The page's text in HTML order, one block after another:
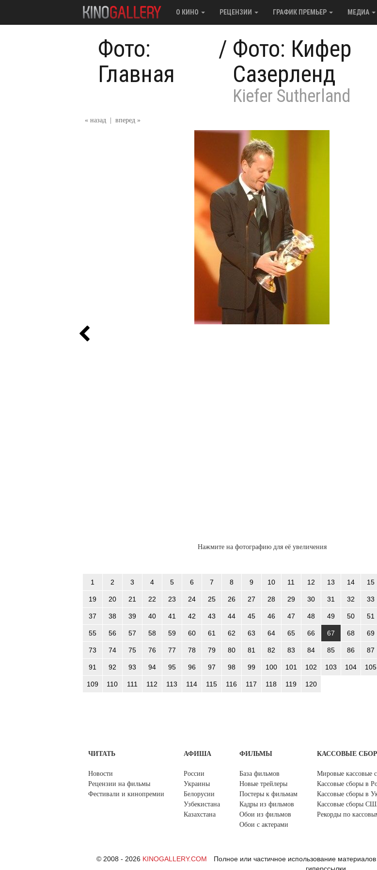
О КИНО РЕЦЕНЗИИ ГРАФИК ПРЕМЬЕР МЕДИА
Фото:
Главная
/ Фото: Кифер
Сазерленд
Kiefer Sutherland
« назад вперед »
Нажмите на фотографию для её увеличения
1 2 3 4 5 6 7 8 9 10 11 12 13 14 15
19 20 21 22 23 24 25 26 27 28 29 30 31 32 33
37 38 39 40 41 42 43 44 45 46 47 48 49 50 51
55 56 57 58 59 60 61 62 63 64 65 66 67 68 69
73 74 75 76 77 78 79 80 81 82 83 84 85 86 87
91 92 93 94 95 96 97 98 99 100 101 102 103 104 105
109 110 111 112 113 114 115 116 117 118 119 120
ЧИТАТЬ
Новости
Рецензии на фильмы
Фестивали и кинопремии
АФИША
России
Украины
Белорусии
Узбекистана
Казахстана
ФИЛЬМЫ
База фильмов
Новые трейлеры
Постеры к фильмам
Кадры из фильмов
Обои из фильмов
Обои с актерами
КАССОВЫЕ
Мировые кассовые
Кассовые сборы в
Кассовые сборы в
Кассовые сборы
Рекорды по
© 2008 - 2026 KINOGALLERY.COM
Полное или частичное использование
гиперссылки